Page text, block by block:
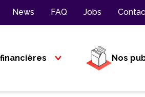
News FAQ Jobs
Nos